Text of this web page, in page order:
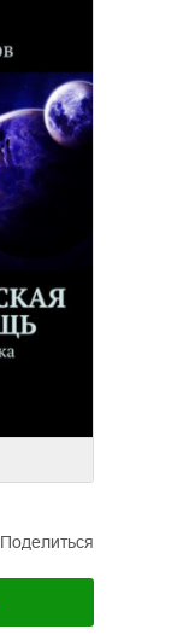
Поделиться